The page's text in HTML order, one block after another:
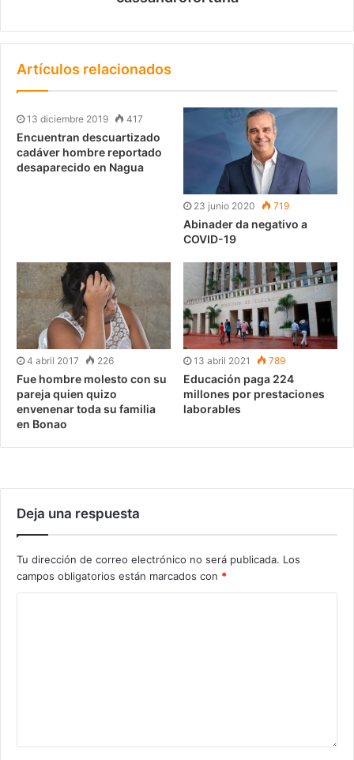
Artículos relacionados
13 diciembre 2019 417
Encuentran descuartizado
cadáver hombre reportado
desaparecido en Nagua
23 junio 2020 719
Abinader da negativo a
COVID-19
4 abril 2017 226
Fue hombre molesto con su
pareja quien quizo
envenenar toda su familia
en Bonao
13 abril 2021 789
Educación paga 224
millones por prestaciones
laborables
Deja una respuesta
Tu dirección de correo electrónico no será publicada. Los
campos obligatorios están marcados con *